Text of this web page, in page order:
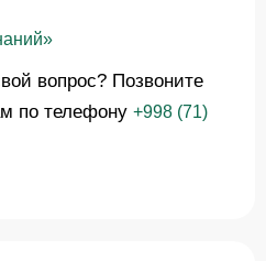
вопрос? Позвоните
по телефону +998 (71)